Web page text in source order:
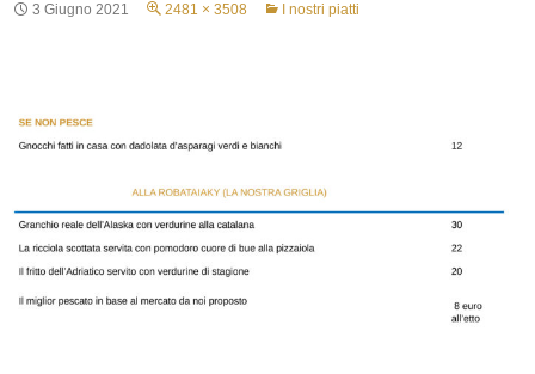
3 Giugno 2021 2481 × 3508 I nostri piatti